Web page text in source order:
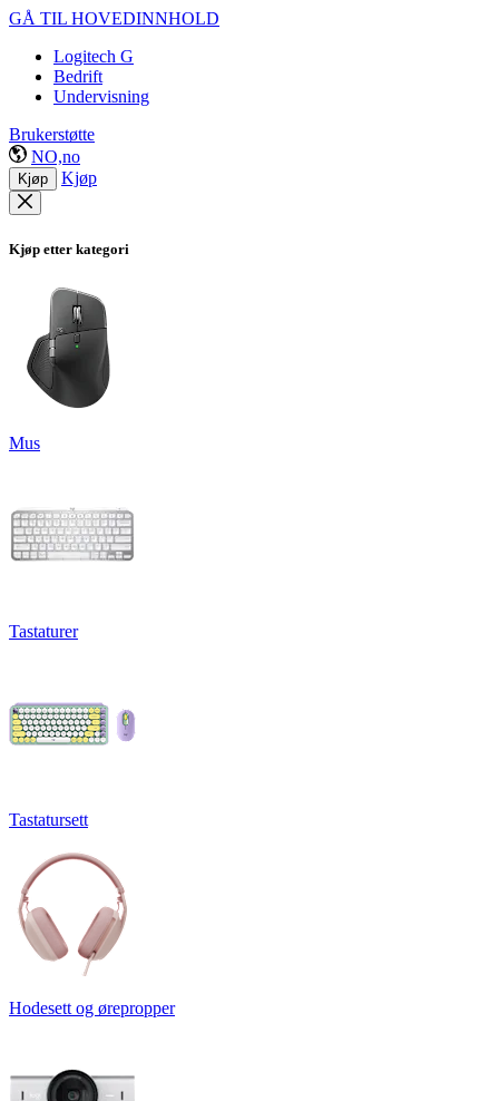
GÅ TIL HOVEDINNHOLD
Logitech G
Bedrift
Undervisning
Brukerstøtte
NO,no
Kjøp Kjøp
Kjøp etter kategori
Mus
Tastaturer
Tastatursett
Hodesett og ørepropper